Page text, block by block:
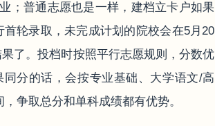
；普通志愿也是一样，建档立卡户如果
轮录取，未完成计划的院校会在5月20
了。投档时按照平行志愿规则，分数优
分的话，会按专业基础、大学语文/高
争取总分和单科成绩都有优势。